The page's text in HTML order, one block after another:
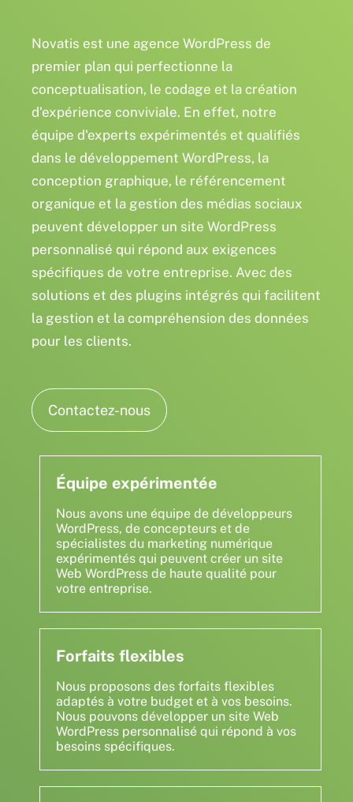
Novatis est une agence WordPress de
premier plan qui perfectionne la
conceptualisation, le codage et la création
d’expérience conviviale. En effet, notre
équipe d'experts expérimentés et qualifiés
dans le développement WordPress, la
conception graphique, le référencement
organique et la gestion des médias sociaux
peuvent développer un site WordPress
personnalisé qui répond aux exigences
spécifiques de votre entreprise. Avec des
solutions et des plugins intégrés qui facilitent
la gestion et la compréhension des données
pour les clients.
Contactez-nous
Équipe expérimentée
Nous avons une équipe de développeurs
WordPress, de concepteurs et de
spécialistes du marketing numérique
expérimentés qui peuvent créer un site
Web WordPress de haute qualité pour
votre entreprise.
Forfaits flexibles
Nous proposons des forfaits flexibles
adaptés à votre budget et à vos besoins.
Nous pouvons développer un site Web
WordPress personnalisé qui répond à vos
besoins spécifiques.